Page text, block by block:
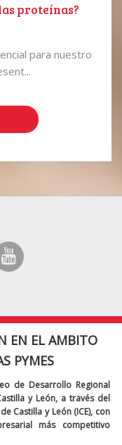
proteínas?
para nuestro
EN EL AMBITO
PYMES
de Desarrollo Regional
y León, a través del
Castilla y León (ICE), con
más competitivo